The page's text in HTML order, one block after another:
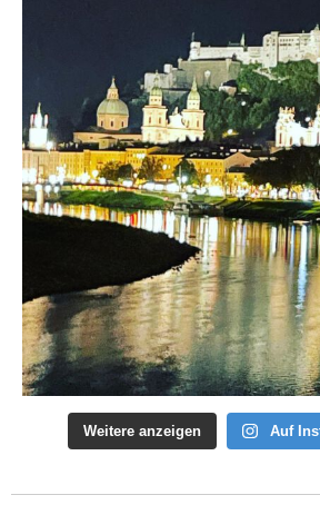
Weitere anzeigen Auf